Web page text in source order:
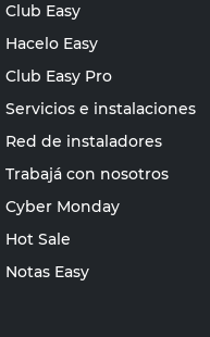
Club Easy
Hacelo Easy
Club Easy Pro
Servicios e instalaciones
Red de instaladores
Trabajá con nosotros
Cyber Monday
Hot Sale
Notas Easy